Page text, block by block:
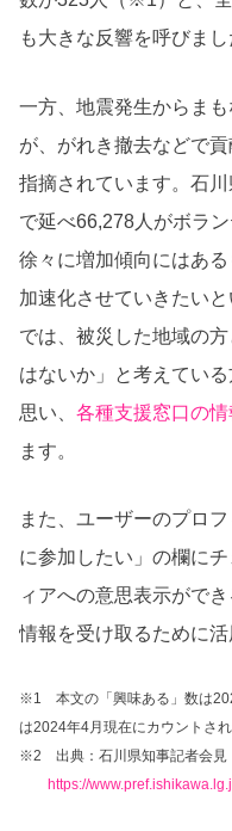
も大きな反響を呼びまし
一方、地震発生からま
が、がれき撤去などで
指摘されています。石
で延べ66,278人がボラ
徐々に増加傾向にはあ
加速化させていきたい
では、被災した地域の
はないか」と考えてい
思い、 各種支援窓口の
ます。
また、ユーザーのプロ
に参加したい」の欄に
ィアへの意思表示がで
情報を受け取るために活
※1 本文の「興味ある」数は
は2024年4月現在にカウントさ
※2 出典：石川県知事記者会見
https://